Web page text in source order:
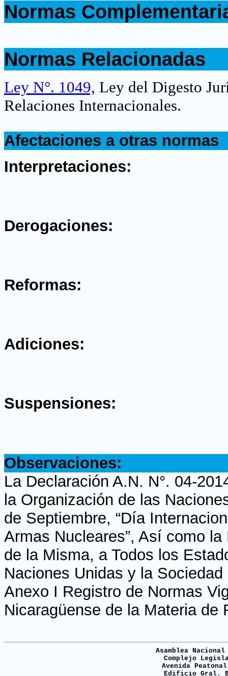
Normas
Normas Relacionadas
Ley N°. 1049, Ley del Digesto
Relaciones Internacionales.
Afectaciones a otras normas
Interpretaciones:
Derogaciones:
Reformas:
Adiciones:
Suspensiones:
Observaciones:
La Declaración A.N. N°. 04-
la Organización de las
de Septiembre, “Día
Armas Nucleares”, Así como
de la Misma, a Todos los
Naciones Unidas y la
Anexo I Registro de Normas
Nicaragüense de la Materia de
Asamblea
Complejo
Avenida
Edificio Gral.